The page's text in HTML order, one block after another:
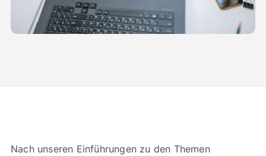
Nach unseren Einführungen zu den Themen